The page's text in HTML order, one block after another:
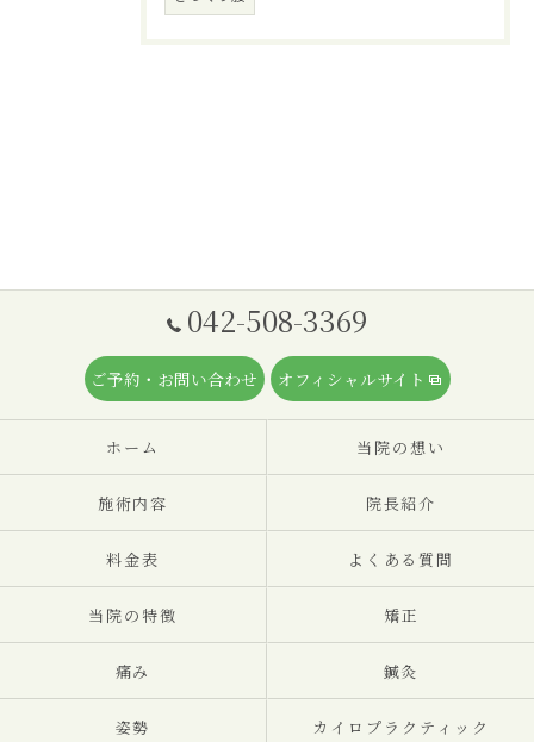
042-508-3369
ご予約・お問い合わせ オフィシャルサイト
ホーム 当院の想い
施術内容 院長紹介
料金表 よくある質問
当院の特徴 矯正
痛み 鍼灸
姿勢 カイロプラクティック